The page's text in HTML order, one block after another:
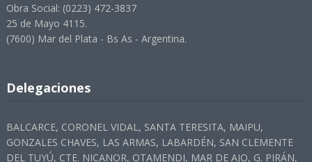
Obra Social: (0223) 472-3837
25 de Mayo 4115.
(7600) Mar del Plata - Bs As - Argentina.
Delegaciones
BALCARCE, CORONEL VIDAL, SANTA TERESITA, MAIPU,
GONZALES CHAVES, LAS ARMAS, LABARDÉN, SAN CLEMENTE
DEL TUYÚ, CTE. NICANOR, OTAMENDI, MAR DE AJO, G. PIRÁN,